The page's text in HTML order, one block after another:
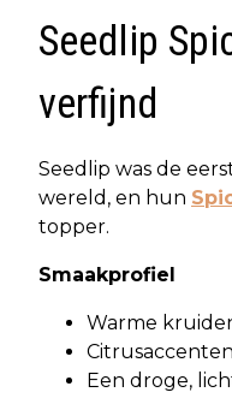
Seedlip
verfijnd
Seedlip was de
wereld, en hun
topper.
Smaakprofiel
Warme
Een droge,